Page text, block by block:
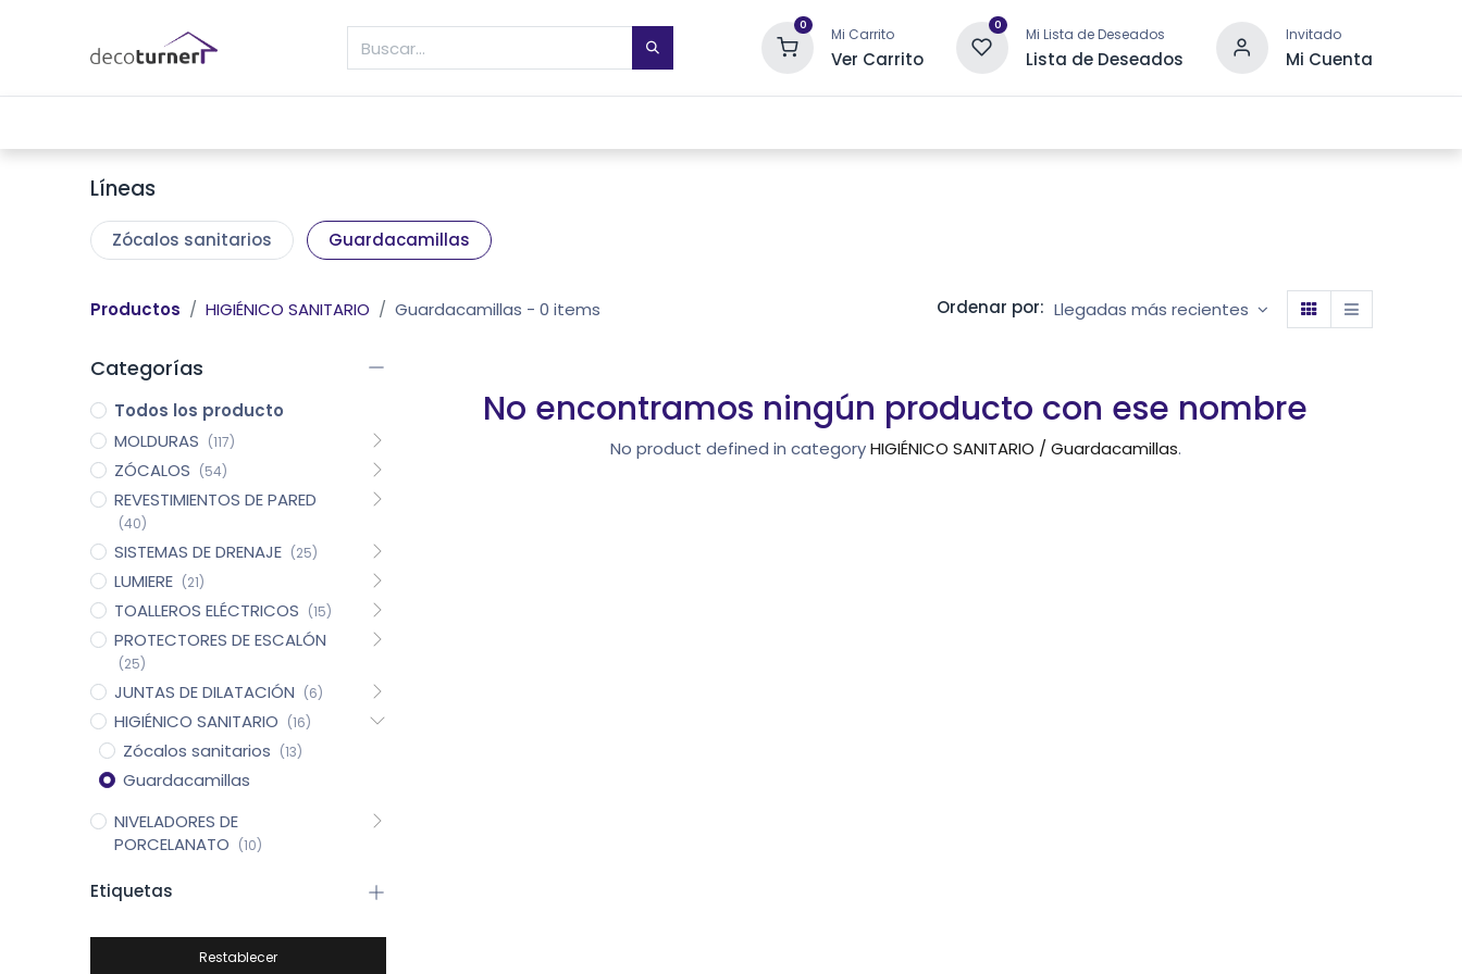
0 Mi Carrito
Ver Carrito
0 Mi Lista de Deseados
Lista de Deseados
Invitado
Mi Cuenta
Líneas
Zócalos sanitarios Guardacamillas
Productos HIGIÉNICO SANITARIO Guardacamillas - 0 items Ordenar por: Llegadas más recientes
Categorías
Todos los producto
MOLDURAS (117)
ZÓCALOS (54)
REVESTIMIENTOS DE PARED
(40)
SISTEMAS DE DRENAJE (25)
LUMIERE (21)
TOALLEROS ELÉCTRICOS (15)
PROTECTORES DE ESCALÓN
(25)
JUNTAS DE DILATACIÓN (6)
HIGIÉNICO SANITARIO (16)
Zócalos sanitarios (13)
Guardacamillas
NIVELADORES DE
PORCELANATO (10)
Etiquetas
Restablecer
No encontramos ningún producto con ese nombre
No product defined in categoryHIGIÉNICO SANITARIO / Guardacamillas.